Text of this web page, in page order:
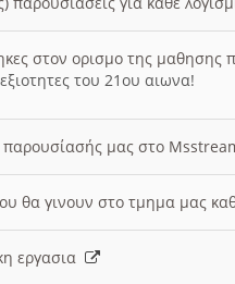
στον ορισμο της
του 21ου αιωνα!
παρουσίασής μας στο
θα γινουν στο τμημα μας
εργασια